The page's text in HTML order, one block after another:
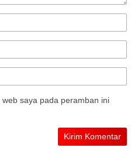
saya pada peramban ini